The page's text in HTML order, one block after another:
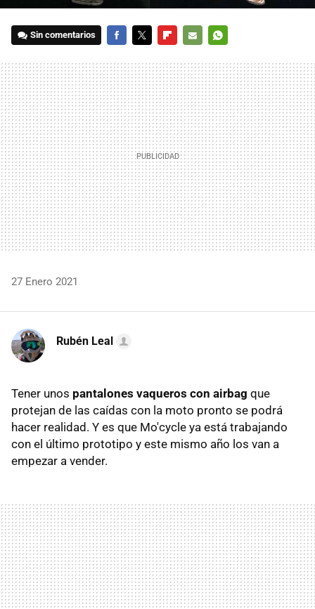
Sin comentarios
MAIL
27 Enero 2021
Rubén Leal
Tener unos pantalones vaqueros con airbag que
protejan de las caídas con la moto pronto se podrá
hacer realidad. Y es que Mo'cycle ya está trabajando
con el último prototipo y este mismo año los van a
empezar a vender.